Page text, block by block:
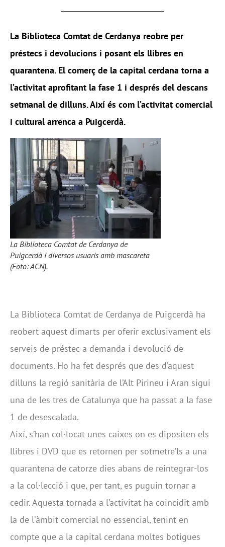
La Biblioteca Comtat de Cerdanya reobre per
préstecs i devolucions i posant els llibres en
quarantena. El comerç de la capital cerdana torna a
l’activitat aprofitant la fase 1 i després del descans
setmanal de dilluns. Així és com l’activitat comercial
i cultural arrenca a Puigcerdà.
La Biblioteca Comtat de Cerdanya de
Puigcerdà i diversos usuaris amb mascareta
(Foto: ACN).
La Biblioteca Comtat de Cerdanya de Puigcerdà ha
reobert aquest dimarts per oferir exclusivament els
serveis de préstec a demanda i devolució de
documents. Ho ha fet després que des d’aquest
dilluns la regió sanitària de l’Alt Pirineu i Aran sigui
una de les tres de Catalunya que ha passat a la fase
1 de desescalada.
Així, s’han col·locat unes caixes on es dipositen els
llibres i DVD que es retornen per sotmetre’ls a una
quarantena de catorze dies abans de reintegrar-los
a la col·lecció i que, per tant, es puguin tornar a
cedir. Aquesta tornada a l’activitat ha coincidit amb
la de l’àmbit comercial no essencial, tenint en
compte que a la capital cerdana moltes botigues